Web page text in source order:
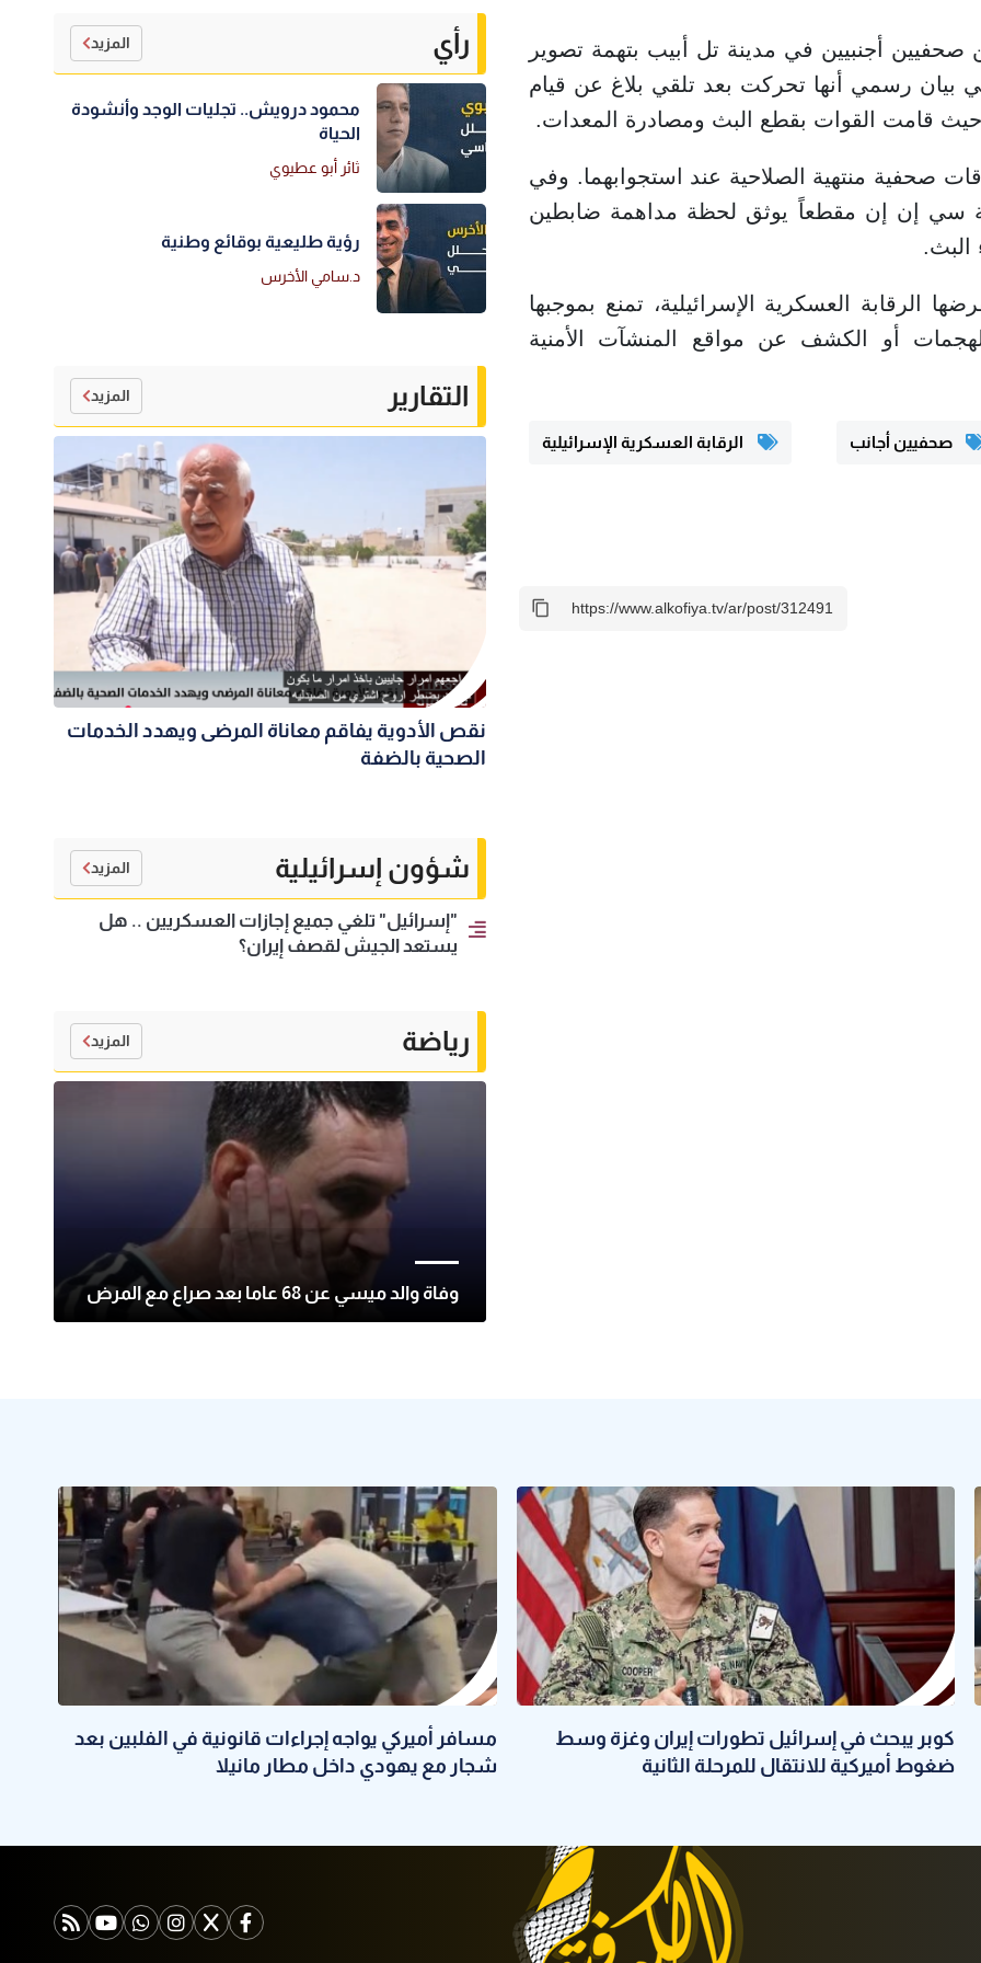
صحفيين أجنبيين في مدينة تل أبيب بتهمة تصوير
رسمي أنها تحركت بعد تلقي بلاغ عن قيام
حيث قامت القوات بقطع البث ومصادرة المعدات.
صحفية منتهية الصلاحية عند استجوابهما. وفي
سي إن إن مقطعاً يوثق لحظة مداهمة ضابطين
البث.
الرقابة العسكرية الإسرائيلية، تمنع بموجبها
أو الكشف عن مواقع المنشآت الأمنية
صحفيين أجانب الرقابة العسكرية الإسرائيلية
رأي المزيد
محمود درويش.. تجليات الوجد وأنشودة
الحياة
ثائر أبو عطيوي
رؤية طليعية بوقائع وطنية
د.سامي الأخرس
التقارير المزيد
نقص الأدوية يفاقم معاناة المرضى ويهدد الخدمات
الصحية بالضفة
شؤون إسرائيلية المزيد
"إسرائيل" تلغي جميع إجازات العسكريين .. هل
يستعد الجيش لقصف إيران؟
رياضة المزيد
وفاة والد ميسي عن 68 عاما بعد صراع مع المرض
كوبر يبحث في إسرائيل تطورات إيران وغزة وسط
ضغوط أميركية للانتقال للمرحلة الثانية
مسافر أميركي يواجه إجراءات قانونية في الفلبين بعد
شجار مع يهودي داخل مطار مانيلا